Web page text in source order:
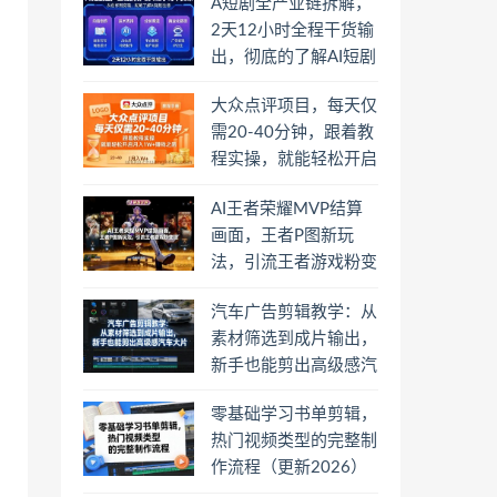
A短剧全产业链拆解，
2天12小时全程干货输
出，彻底的了解AI短剧
大众点评项目，每天仅
需20-40分钟，跟着教
程实操，就能轻松开启
AI王者荣耀MVP结算
画面，王者P图新玩
法，引流王者游戏粉变
汽车广告剪辑教学：从
素材筛选到成片输出，
新手也能剪出高级感汽
零基础学习书单剪辑，
热门视频类型的完整制
作流程（更新2026）